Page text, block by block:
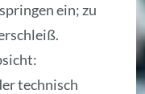
ein; zu
technisch